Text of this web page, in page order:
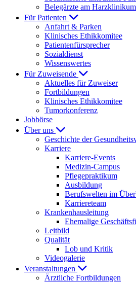
Belegärzte am Harzklinikum
Für Patienten
Anfahrt & Parken
Klinisches Ethikkomitee
Patientenfürsprecher
Sozialdienst
Wissenswertes
Für Zuweisende
Aktuelles für Zuweiser
Fortbildungen
Klinisches Ethikkomitee
Tumorkonferenz
Jobbörse
Über uns
Geschichte der
Karriere
Karriere-Events
Medizin-Campus
Pflegepraktikum
Ausbildung
Berufswelten im
Karriereteam
Krankenhausleitung
Ehemalige
Leitbild
Qualität
Lob und Kritik
Videogalerie
Veranstaltungen
Ärztliche Fortbildungen